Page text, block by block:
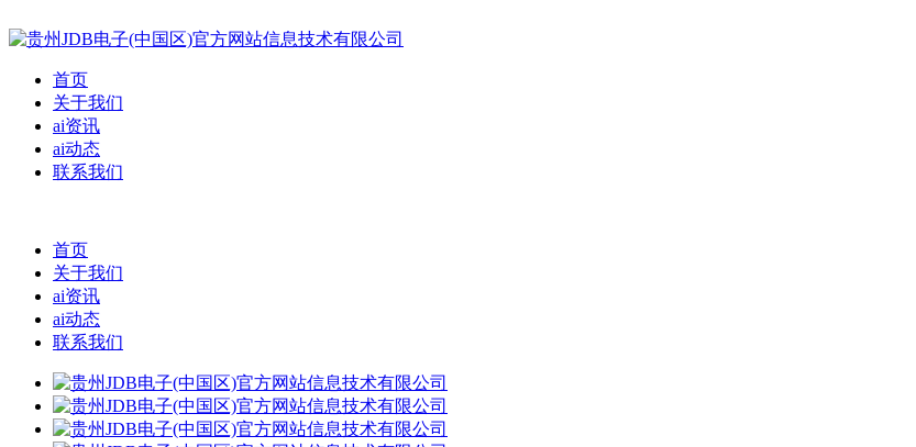
首页
关于我们
ai资讯
ai动态
联系我们
首页
关于我们
ai资讯
ai动态
联系我们